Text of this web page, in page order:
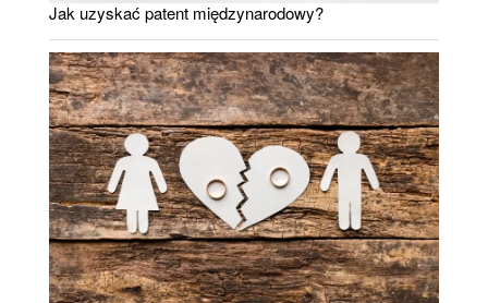
Jak uzyskać patent międzynarodowy?